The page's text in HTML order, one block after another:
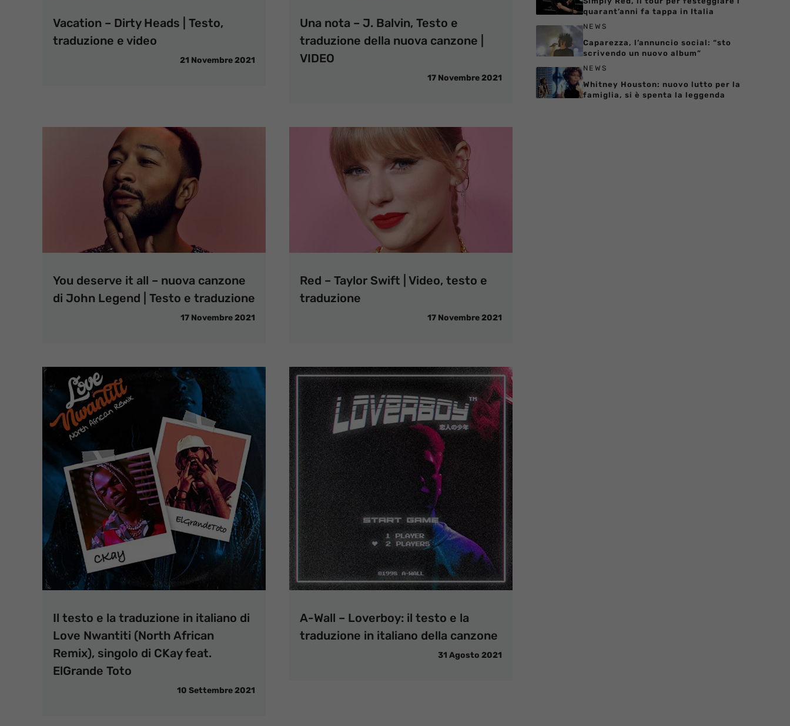
Vacation – Dirty Heads | Testo,
traduzione e video
21 Novembre 2021
Una nota – J. Balvin, Testo e
traduzione della nuova canzone |
VIDEO
17 Novembre 2021
You deserve it all – nuova canzone
di John Legend | Testo e traduzione
17 Novembre 2021
Red – Taylor Swift | Video, testo e
traduzione
17 Novembre 2021
Il testo e la traduzione in italiano di
Love Nwantiti (North African
Remix), singolo di CKay feat.
ElGrande Toto
10 Settembre 2021
A-Wall – Loverboy: il testo e la
traduzione in italiano della canzone
31 Agosto 2021
quarant’anni fa tappa in Italia
NEWS
Caparezza, l’annuncio social: “sto
scrivendo un nuovo album”
NEWS
Whitney Houston: nuovo lutto per la
famiglia, si è spenta la leggenda